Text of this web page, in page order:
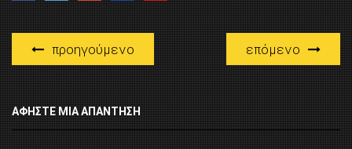
προηγούμενο επόμενο
ΑΦΉΣΤΕ ΜΙΑ ΑΠΆΝΤΗΣΗ